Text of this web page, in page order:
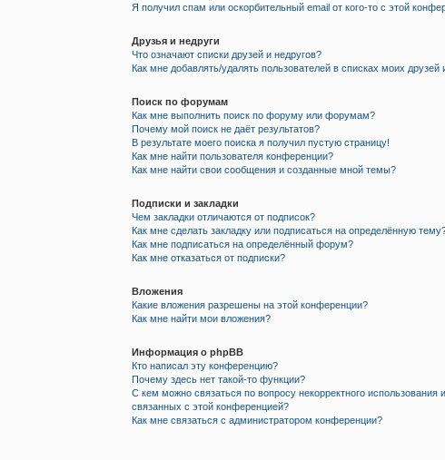
Я получил спам или оскорбительный email от кого-то с этой
Друзья и недруги
Что означают списки друзей и недругов?
Как мне добавлять/удалять пользователей в списках моих друзей
Поиск по форумам
Как мне выполнить поиск по форуму или форумам?
Почему мой поиск не даёт результатов?
В результате моего поиска я получил пустую страницу!
Как мне найти пользователя конференции?
Как мне найти свои сообщения и созданные мной темы?
Подписки и закладки
Чем закладки отличаются от подписок?
Как мне сделать закладку или подписаться на определённую
Как мне подписаться на определённый форум?
Как мне отказаться от подписки?
Вложения
Какие вложения разрешены на этой конференции?
Как мне найти мои вложения?
Информация о phpBB
Кто написал эту конференцию?
Почему здесь нет такой-то функции?
С кем можно связаться по вопросу некорректного использования
связанных с этой конференцией?
Как мне связаться с администратором конференции?